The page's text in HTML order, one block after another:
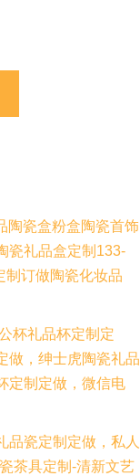
陶瓷盒粉盒陶瓷首饰
瓷礼品盒定制133-
制订做陶瓷化妆品
杯礼品杯定制定
做，绅士虎陶瓷礼品
定制定做，微信电
品瓷定制定做，私人
茶具定制-清新文艺